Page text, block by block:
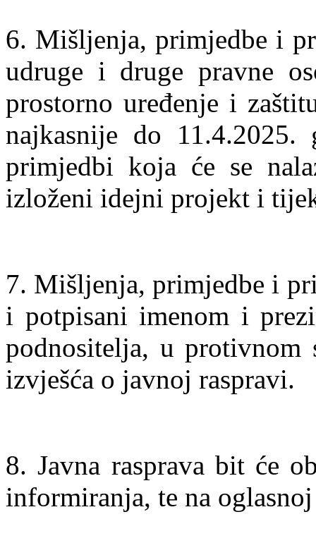
6. Mišljenja, primjedbe i
udruge i druge pravne
prostorno uređenje i
najkasnije do
primjedbi koja će se
izloženi idejni projekt i
7. Mišljenja, primjedbe i
i potpisani imenom i
podnositelja, u
izvješća o javnoj raspravi.
8. Javna rasprava bit će
informiranja, te na